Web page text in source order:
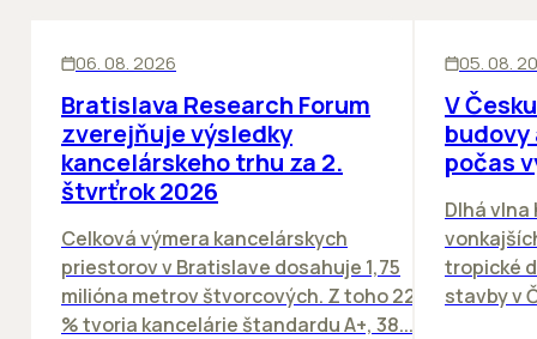
06. 08. 2026
Bratislava Research Forum
zverejňuje výsledky
kancelárskeho trhu za 2.
štvrťrok 2026
Celková výmera kancelárskych
priestorov v Bratislave dosahuje 1,75
milióna metrov štvorcových. Z toho 22
% tvoria kancelárie štandardu A+, 38...
05. 08.
V
počas
Dlhá
tropické
stavby v